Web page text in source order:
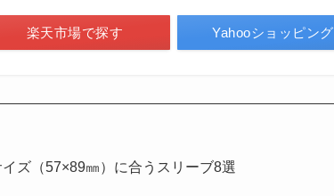
楽天市場で探す Yahooショッピング
イズ（57×89㎜）に合うスリーブ8選